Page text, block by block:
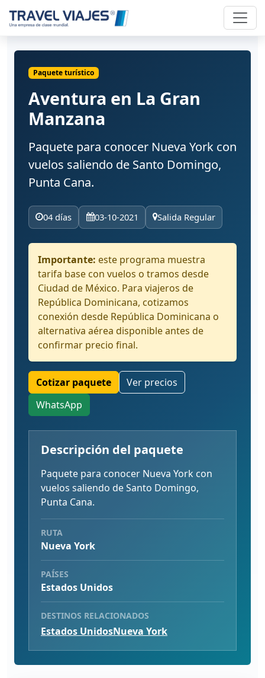
Paquete turístico
Aventura en La Gran
Manzana
Paquete para conocer Nueva York con
vuelos saliendo de Santo Domingo,
Punta Cana.
04 días 03-10-2021 Salida Regular
Importante: este programa muestra
tarifa base con vuelos o tramos desde
Ciudad de México. Para viajeros de
República Dominicana, cotizamos
conexión desde República Dominicana o
alternativa aérea disponible antes de
confirmar precio final.
Cotizar paquete
Ver precios
WhatsApp
Descripción del paquete
Paquete para conocer Nueva York con
vuelos saliendo de Santo Domingo,
Punta Cana.
RUTA
Nueva York
PAÍSES
Estados Unidos
DESTINOS RELACIONADOS
Estados UnidosNueva York